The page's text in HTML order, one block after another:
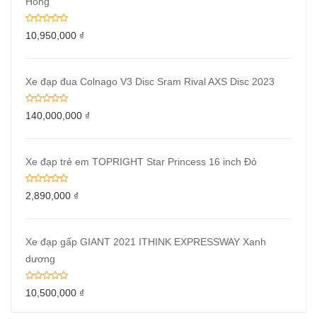
10,950,000 ₫
Xe đạp đua Colnago V3 Disc Sram Rival AXS Disc 2023
140,000,000 ₫
Xe đạp trẻ em TOPRIGHT Star Princess 16 inch Đỏ
2,890,000 ₫
Xe đạp gấp GIANT 2021 ITHINK EXPRESSWAY Xanh
dương
10,500,000 ₫